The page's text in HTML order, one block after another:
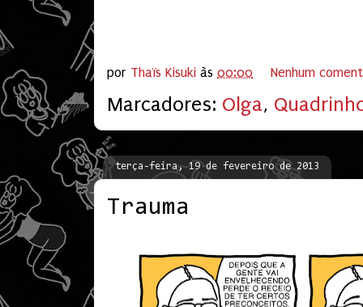
por Thaïs Kisuki às 00:00 Nenhum
Marcadores: Olga,
terça-feira, 19 de fevereiro de 2013
Trauma